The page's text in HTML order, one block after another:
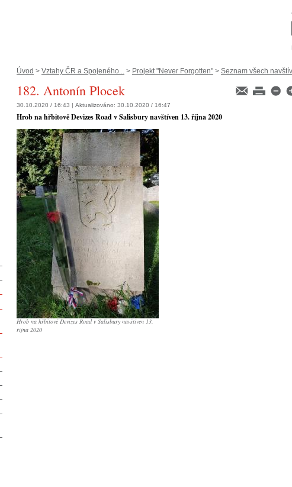
Úvod > Vztahy ČR a Spojeného... > Projekt "Never Forgotten" > Seznam všech
182. Antonín Plocek
30.10.2020 / 16:43 | Aktualizováno: 30.10.2020 / 16:47
Hrob na hřbitově Devizes Road v Salisbury navštíven 13. října 2020
Hrob na hřbitově Devizes Road v Salisbury navštíven 13.
října 2020